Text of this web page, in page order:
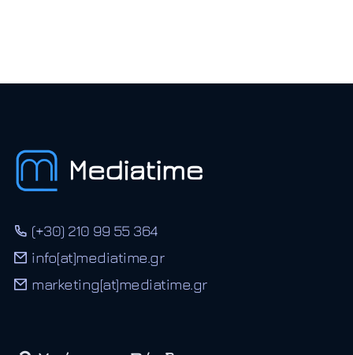
(+30) 210 99 55 364
info[at]mediatime.gr
marketing[at]mediatime.gr